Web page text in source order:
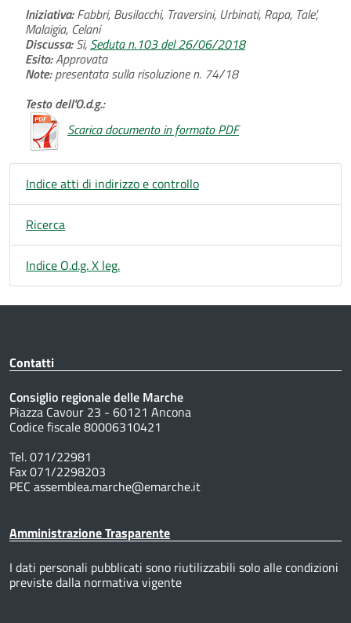
Iniziativa:Fabbri, Busilacchi, Traversini, Urbinati, Rapa, Tale',
Malaigia, Celani
Discussa:Si, Seduta n.103 del 26/06/2018
Esito:Approvata
Note:presentata sulla risoluzione n. 74/18
Testo dell'O.d.g.:
Scarica documento in formato PDF
Indice atti di indirizzo e controllo
Ricerca
Indice O.d.g. X leg.
Contatti
Consiglio regionale delle Marche
Piazza Cavour 23 - 60121 Ancona
Codice fiscale 80006310421
Tel. 071/22981
Fax 071/2298203
PEC assemblea.marche@emarche.it
Amministrazione Trasparente
I dati personali pubblicati sono riutilizzabili solo alle condizioni
previste dalla normativa vigente